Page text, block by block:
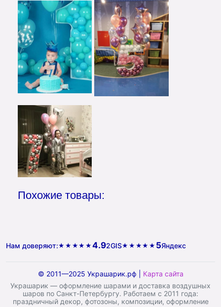
Похожие товары:
Нам доверяют:★★★★★ 4.92GIS★★★★★ 5Яндекс
© 2011—2025 Украшарик.рф | Карта сайта
Украшарик — оформление шарами и доставка воздушных
шаров по Санкт-Петербургу. Работаем с 2011 года:
праздничный декор, фотозоны, композиции, оформление